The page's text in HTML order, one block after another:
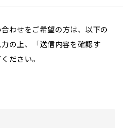
わせをご希望の方は、以下の
の上、「送信内容を確認す
ださい。